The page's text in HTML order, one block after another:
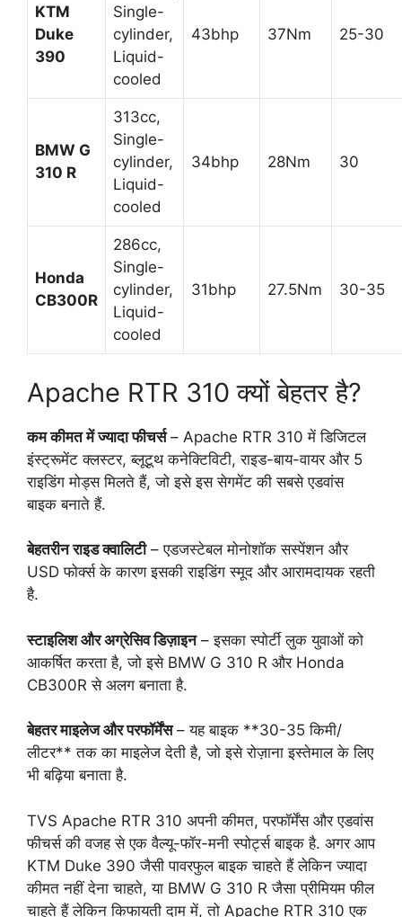
KTM
Duke
390
Single-
cylinder,
Liquid-
cooled
43bhp 37Nm 25-30
BMW G
310 R
313cc,
Single-
cylinder,
Liquid-
cooled
34bhp 28Nm 30
Honda
CB300R
286cc,
Single-
cylinder,
Liquid-
cooled
31bhp 27.5Nm 30-35
Apache RTR 310 क्यों बेहतर है?
कम कीमत में ज्यादा फीचर्स– Apache RTR 310 में डिजिटल
इंस्ट्रूमेंट क्लस्टर, ब्लूटूथ कनेक्टिविटी, राइड-बाय-वायर और 5
राइडिंग मोड्स मिलते हैं, जो इसे इस सेगमेंट की सबसे एडवांस
बाइक बनाते हैं.
बेहतरीन राइड क्वालिटी– एडजस्टेबल मोनोशॉक सस्पेंशन और
USD फोर्क्स के कारण इसकी राइडिंग स्मूद और आरामदायक रहती
है.
स्टाइलिश और अग्रेसिव डिज़ाइन– इसका स्पोर्टी लुक युवाओं को
आकर्षित करता है, जो इसे BMW G 310 R और Honda
CB300R से अलग बनाता है.
बेहतर माइलेज और परफॉर्मेंस– यह बाइक **30-35 किमी/
लीटर** तक का माइलेज देती है, जो इसे रोज़ाना इस्तेमाल के लिए
भी बढ़िया बनाता है.
TVS Apache RTR 310 अपनी कीमत, परफॉर्मेंस और एडवांस
फीचर्स की वजह से एक वैल्यू-फॉर-मनी स्पोर्ट्स बाइक है. अगर आप
KTM Duke 390 जैसी पावरफुल बाइक चाहते हैं लेकिन ज्यादा
कीमत नहीं देना चाहते, या BMW G 310 R जैसा प्रीमियम फील
चाहते हैं लेकिन किफायती दाम में, तो Apache RTR 310 एक